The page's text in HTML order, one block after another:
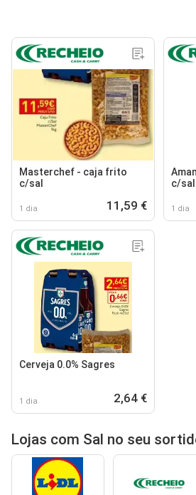
Masterchef - caja frito
c/sal
1 dia 11,59 €
c/sal
1 dia
Cerveja 0.0% Sagres
1 dia 2,64 €
Lojas com Sal no seu